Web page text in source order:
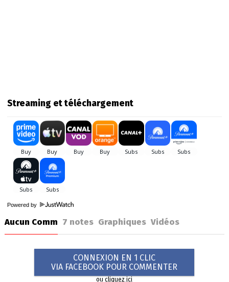
Streaming et téléchargement
Powered by
Aucun Comm 7 notes Graphiques Vidéos
CONNEXION EN 1 CLIC
VIA FACEBOOK POUR COMMENTER
oucliquez ici